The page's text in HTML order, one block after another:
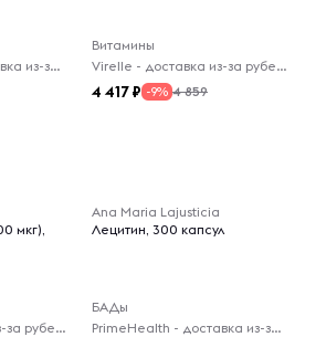
PrimeHealth - доставка из-за рубежа
Витамины
Virelle - доставка из-за рубежа
4 417 -9% 4 859
мкг),
Virelle - доставка из-за рубежа
Ana Maria Lajusticia
Лецитин, 300 капсул
БАДы
PrimeHealth - доставка из-за рубежа